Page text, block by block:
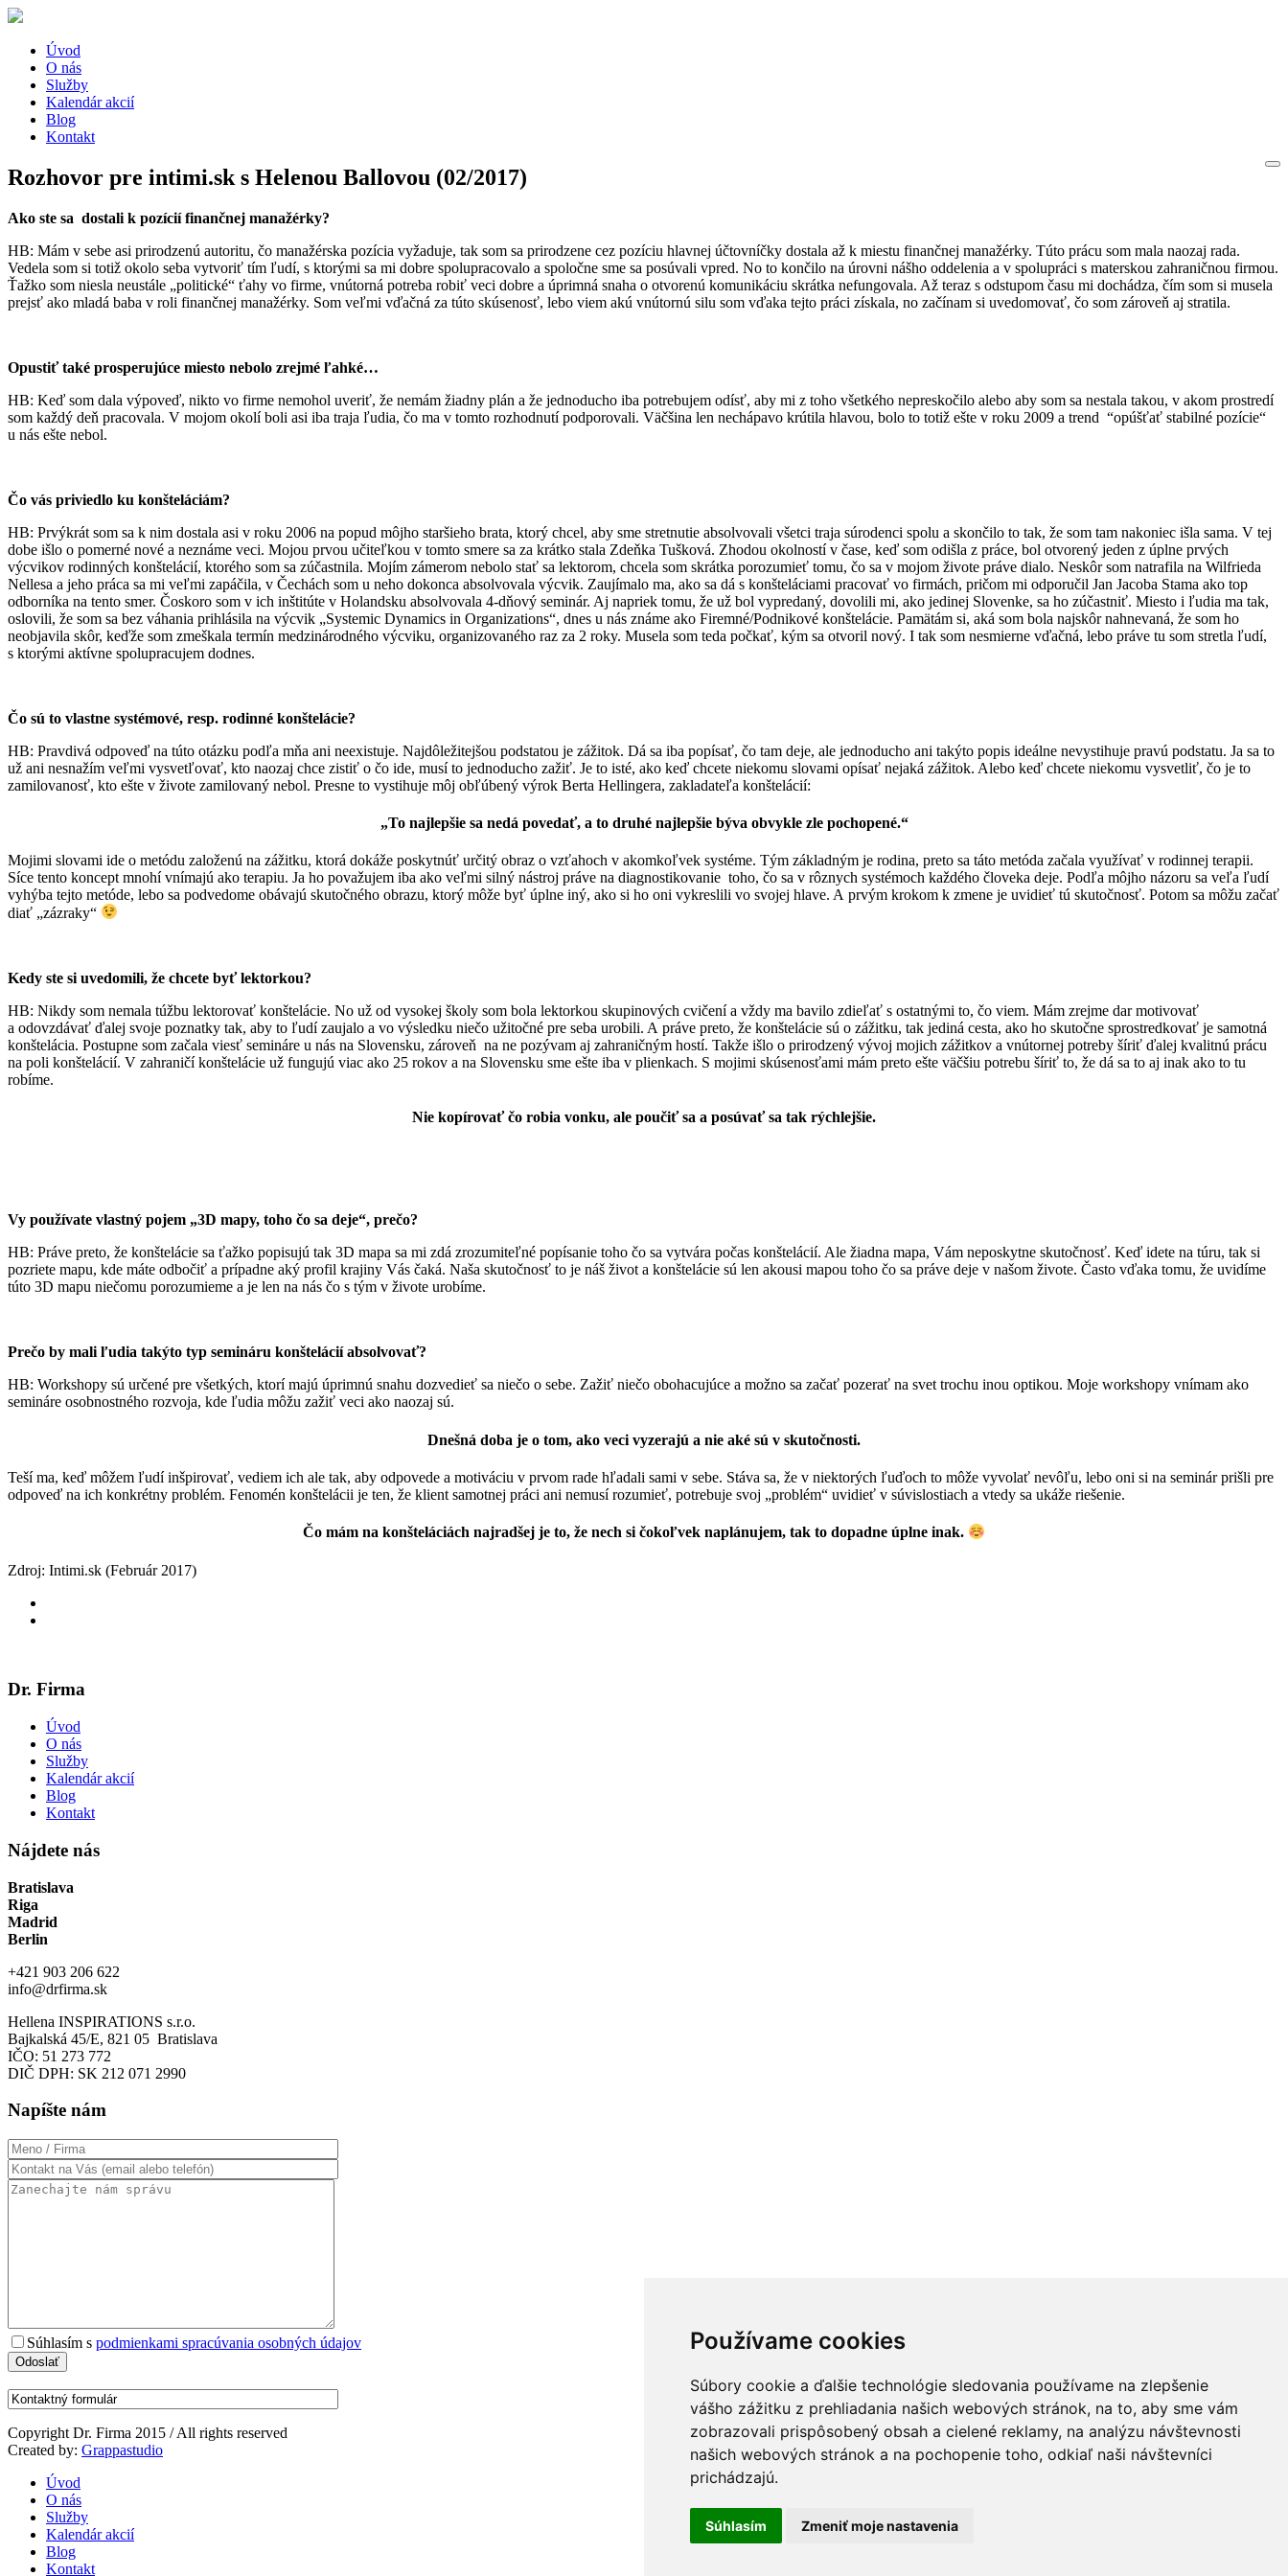
Používame cookies
Súbory cookie a ďalšie technológie sledovania používame na zlepšenie
vášho zážitku z prehliadania našich webových stránok, na to, aby sme vám
zobrazovali prispôsobený obsah a cielené reklamy, na analýzu návštevnosti
našich webových stránok a na pochopenie toho, odkiaľ naši návštevníci
prichádzajú.
Súhlasím Zmeniť moje nastavenia
Úvod
O nás
Služby
Kalendár akcií
Blog
Kontakt
Rozhovor pre intimi.sk s Helenou Ballovou (02/2017)
Ako ste sa dostali k pozícií finančnej manažérky?
HB: Mám v sebe asi prirodzenú autoritu, čo manažérska pozícia vyžaduje, tak som sa prirodzene cez pozíciu hlavnej účtovníčky dostala až k miestu finančnej manažérky. Túto prácu som mala naozaj rada.
Vedela som si totiž okolo seba vytvoriť tím ľudí, s ktorými sa mi dobre spolupracovalo a spoločne sme sa posúvali vpred. No to končilo na úrovni nášho oddelenia a v spolupráci s materskou zahraničnou firmou.
Ťažko som niesla neustále „politické“ ťahy vo firme, vnútorná potreba robiť veci dobre a úprimná snaha o otvorenú komunikáciu skrátka nefungovala. Až teraz s odstupom času mi dochádza, čím som si musela
prejsť ako mladá baba v roli finančnej manažérky. Som veľmi vďačná za túto skúsenosť, lebo viem akú vnútornú silu som vďaka tejto práci získala, no začínam si uvedomovať, čo som zároveň aj stratila.
Opustiť také prosperujúce miesto nebolo zrejmé ľahké…
HB: Keď som dala výpoveď, nikto vo firme nemohol uveriť, že nemám žiadny plán a že jednoducho iba potrebujem odísť, aby mi z toho všetkého nepreskočilo alebo aby som sa nestala takou, v akom prostredí
som každý deň pracovala. V mojom okolí boli asi iba traja ľudia, čo ma v tomto rozhodnutí podporovali. Väčšina len nechápavo krútila hlavou, bolo to totiž ešte v roku 2009 a trend “opúšťať stabilné pozície“
u nás ešte nebol.
Čo vás priviedlo ku konšteláciám?
HB: Prvýkrát som sa k nim dostala asi v roku 2006 na popud môjho staršieho brata, ktorý chcel, aby sme stretnutie absolvovali všetci traja súrodenci spolu a skončilo to tak, že som tam nakoniec išla sama. V tej
dobe išlo o pomerné nové a neznáme veci. Mojou prvou učiteľkou v tomto smere sa za krátko stala Zdeňka Tušková. Zhodou okolností v čase, keď som odišla z práce, bol otvorený jeden z úplne prvých
výcvikov rodinných konštelácií, ktorého som sa zúčastnila. Mojím zámerom nebolo stať sa lektorom, chcela som skrátka porozumieť tomu, čo sa v mojom živote práve dialo. Neskôr som natrafila na Wilfrieda
Nellesa a jeho práca sa mi veľmi zapáčila, v Čechách som u neho dokonca absolvovala výcvik. Zaujímalo ma, ako sa dá s konšteláciami pracovať vo firmách, pričom mi odporučil Jan Jacoba Stama ako top
odborníka na tento smer. Čoskoro som v ich inštitúte v Holandsku absolvovala 4-dňový seminár. Aj napriek tomu, že už bol vypredaný, dovolili mi, ako jedinej Slovenke, sa ho zúčastniť. Miesto i ľudia ma tak,
oslovili, že som sa bez váhania prihlásila na výcvik „Systemic Dynamics in Organizations“, dnes u nás známe ako Firemné/Podnikové konštelácie. Pamätám si, aká som bola najskôr nahnevaná, že som ho
neobjavila skôr, keďže som zmeškala termín medzinárodného výcviku, organizovaného raz za 2 roky. Musela som teda počkať, kým sa otvoril nový. I tak som nesmierne vďačná, lebo práve tu som stretla ľudí,
s ktorými aktívne spolupracujem dodnes.
Čo sú to vlastne systémové, resp. rodinné konštelácie?
HB: Pravdivá odpoveď na túto otázku podľa mňa ani neexistuje. Najdôležitejšou podstatou je zážitok. Dá sa iba popísať, čo tam deje, ale jednoducho ani takýto popis ideálne nevystihuje pravú podstatu. Ja sa to
už ani nesnažím veľmi vysvetľovať, kto naozaj chce zistiť o čo ide, musí to jednoducho zažiť. Je to isté, ako keď chcete niekomu slovami opísať nejaká zážitok. Alebo keď chcete niekomu vysvetliť, čo je to
zamilovanosť, kto ešte v živote zamilovaný nebol. Presne to vystihuje môj obľúbený výrok Berta Hellingera, zakladateľa konštelácií:
„To najlepšie sa nedá povedať, a to druhé najlepšie býva obvykle zle pochopené.“
Mojimi slovami ide o metódu založenú na zážitku, ktorá dokáže poskytnúť určitý obraz o vzťahoch v akomkoľvek systéme. Tým základným je rodina, preto sa táto metóda začala využívať v rodinnej terapii.
Síce tento koncept mnohí vnímajú ako terapiu. Ja ho považujem iba ako veľmi silný nástroj práve na diagnostikovanie toho, čo sa v rôznych systémoch každého človeka deje. Podľa môjho názoru sa veľa ľudí
vyhýba tejto metóde, lebo sa podvedome obávajú skutočného obrazu, ktorý môže byť úplne iný, ako si ho oni vykreslili vo svojej hlave. A prvým krokom k zmene je uvidieť tú skutočnosť. Potom sa môžu začať
diať „zázraky“
Kedy ste si uvedomili, že chcete byť lektorkou?
HB: Nikdy som nemala túžbu lektorovať konštelácie. No už od vysokej školy som bola lektorkou skupinových cvičení a vždy ma bavilo zdieľať s ostatnými to, čo viem. Mám zrejme dar motivovať
a odovzdávať ďalej svoje poznatky tak, aby to ľudí zaujalo a vo výsledku niečo užitočné pre seba urobili. A práve preto, že konštelácie sú o zážitku, tak jediná cesta, ako ho skutočne sprostredkovať je samotná
konštelácia. Postupne som začala viesť semináre u nás na Slovensku, zároveň na ne pozývam aj zahraničným hostí. Takže išlo o prirodzený vývoj mojich zážitkov a vnútornej potreby šíriť ďalej kvalitnú prácu
na poli konštelácií. V zahraničí konštelácie už fungujú viac ako 25 rokov a na Slovensku sme ešte iba v plienkach. S mojimi skúsenosťami mám preto ešte väčšiu potrebu šíriť to, že dá sa to aj inak ako to tu
robíme.
Nie kopírovať čo robia vonku, ale poučiť sa a posúvať sa tak rýchlejšie.
Vy používate vlastný pojem „3D mapy, toho čo sa deje“, prečo?
HB: Práve preto, že konštelácie sa ťažko popisujú tak 3D mapa sa mi zdá zrozumiteľné popísanie toho čo sa vytvára počas konštelácií. Ale žiadna mapa, Vám neposkytne skutočnosť. Keď idete na túru, tak si
pozriete mapu, kde máte odbočiť a prípadne aký profil krajiny Vás čaká. Naša skutočnosť to je náš život a konštelácie sú len akousi mapou toho čo sa práve deje v našom živote. Často vďaka tomu, že uvidíme
túto 3D mapu niečomu porozumieme a je len na nás čo s tým v živote urobíme.
Prečo by mali ľudia takýto typ semináru konštelácií absolvovať?
HB: Workshopy sú určené pre všetkých, ktorí majú úprimnú snahu dozvedieť sa niečo o sebe. Zažiť niečo obohacujúce a možno sa začať pozerať na svet trochu inou optikou. Moje workshopy vnímam ako
semináre osobnostného rozvoja, kde ľudia môžu zažiť veci ako naozaj sú.
Dnešná doba je o tom, ako veci vyzerajú a nie aké sú v skutočnosti.
Teší ma, keď môžem ľudí inšpirovať, vediem ich ale tak, aby odpovede a motiváciu v prvom rade hľadali sami v sebe. Stáva sa, že v niektorých ľuďoch to môže vyvolať nevôľu, lebo oni si na seminár prišli pre
odpoveď na ich konkrétny problém. Fenomén konštelácii je ten, že klient samotnej práci ani nemusí rozumieť, potrebuje svoj „problém“ uvidieť v súvislostiach a vtedy sa ukáže riešenie.
Čo mám na konšteláciách najradšej je to, že nech si čokoľvek naplánujem, tak to dopadne úplne inak.
Zdroj: Intimi.sk (Február 2017)
Dr. Firma
Úvod
O nás
Služby
Kalendár akcií
Blog
Kontakt
Nájdete nás
Bratislava
Riga
Madrid
Berlin
+421 903 206 622
info@drfirma.sk
Hellena INSPIRATIONS s.r.o.
Bajkalská 45/E, 821 05 Bratislava
IČO: 51 273 772
DIČ DPH: SK 212 071 2990
Napíšte nám
Súhlasím s podmienkami spracúvania osobných údajov
Copyright Dr. Firma 2015 / All rights reserved
Created by: Grappastudio
Úvod
O nás
Služby
Kalendár akcií
Blog
Kontakt